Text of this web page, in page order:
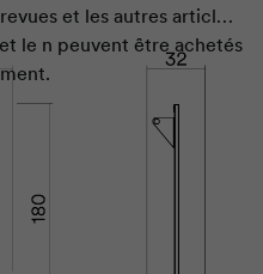
et les autres articles
le n peuvent être achetés